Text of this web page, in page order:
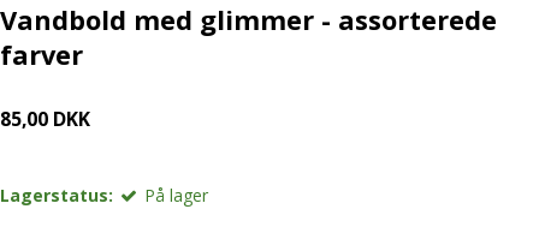
Vandbold med glimmer - assorterede
farver
85,00 DKK
Lagerstatus: På lager